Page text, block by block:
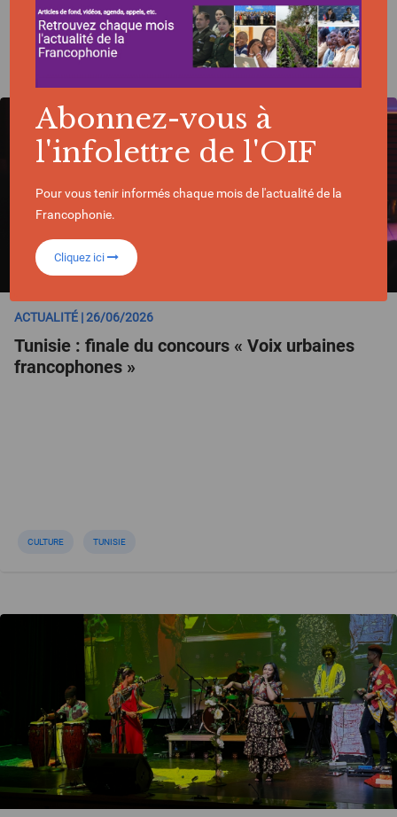
SÉLECTIONNÉ POUR VOUS
ACTUALITÉ | 26/06/2026
Tunisie : finale du concours « Voix urbaines
francophones »
CULTURE TUNISIE
Abonnez-vous à
l'infolettre de l'OIF
Pour vous tenir informés chaque mois de l'actualité de la
Francophonie.
Cliquez ici